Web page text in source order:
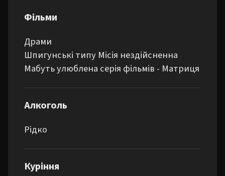
Фільми
Драми
Шпигунські типу Місія нездійсненна
Мабуть улюблена серія фільмів - Матриця
Алкоголь
Рідко
Куріння